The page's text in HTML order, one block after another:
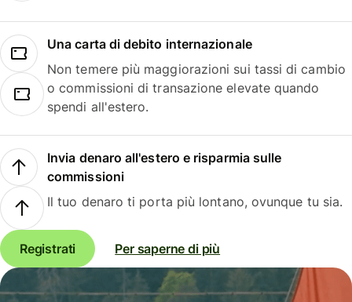
Una carta di debito internazionale
Non temere più maggiorazioni sui tassi di cambio
o commissioni di transazione elevate quando
spendi all'estero.
Invia denaro all'estero e risparmia sulle
commissioni
Il tuo denaro ti porta più lontano, ovunque tu sia.
Registrati Per saperne di più